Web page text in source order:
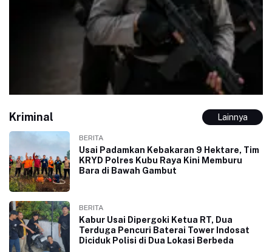
Kriminal Lainnya
BERITA
Usai Padamkan Kebakaran 9 Hektare, Tim
KRYD Polres Kubu Raya Kini Memburu
Bara di Bawah Gambut
BERITA
Kabur Usai Dipergoki Ketua RT, Dua
Terduga Pencuri Baterai Tower Indosat
Diciduk Polisi di Dua Lokasi Berbeda